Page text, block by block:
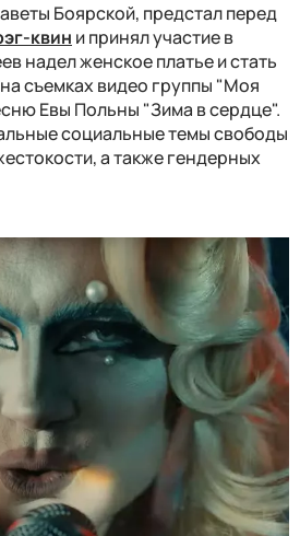
Боярской, предстал перед
квин и принял участие в
надел женское платье и стать
съемках видео группы "Моя
Евы Польны "Зима в сердце".
социальные темы свободы
а также гендерных